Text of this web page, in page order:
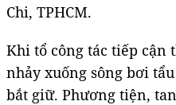
Chi, TPHCM.
Khi tổ công tác tiếp cận
nhảy xuống sông bơi
bắt giữ. Phương tiện,